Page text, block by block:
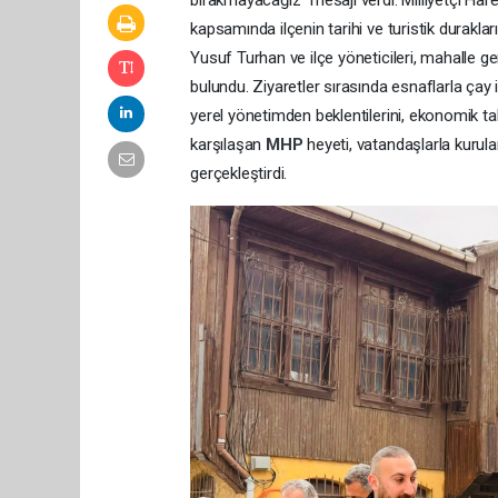
kapsamında ilçenin tarihi ve turistik
Yusuf Turhan ve ilçe yöneticileri, mahalle
bulundu. Ziyaretler sırasında esnaflarla
yerel yönetimden beklentilerini, ekonomik
karşılaşan MHPheyeti, vatandaşlarla
gerçekleştirdi.